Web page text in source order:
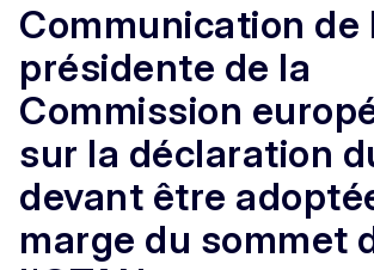
Communication de
présidente de la
Commission
sur la déclaration
devant être
marge du sommet